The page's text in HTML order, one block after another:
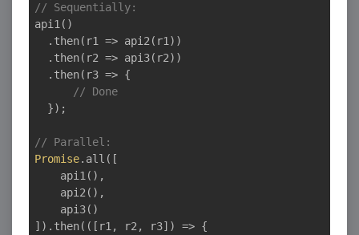
// Sequentially:
api1()
  .then(
r1 => api2(r1))
  .then(
r2 => api3(r2))
  .then(
r3 => {
// Done
// Parallel:
Promise.all([
]).then( ( [r1, r2, r3] ) => {